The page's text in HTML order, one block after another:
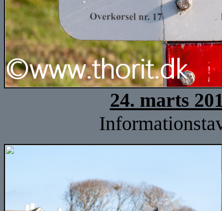
24. marts